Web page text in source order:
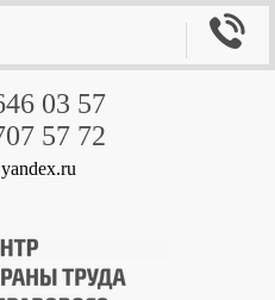
03 57
57 72
